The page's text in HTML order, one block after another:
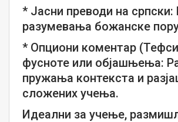
* Јасни преводи на српски:
разумевања божанске
* Опциони коментар
фусноте или објашњења:
пружања контекста и
сложених учења.
Идеални за учење,